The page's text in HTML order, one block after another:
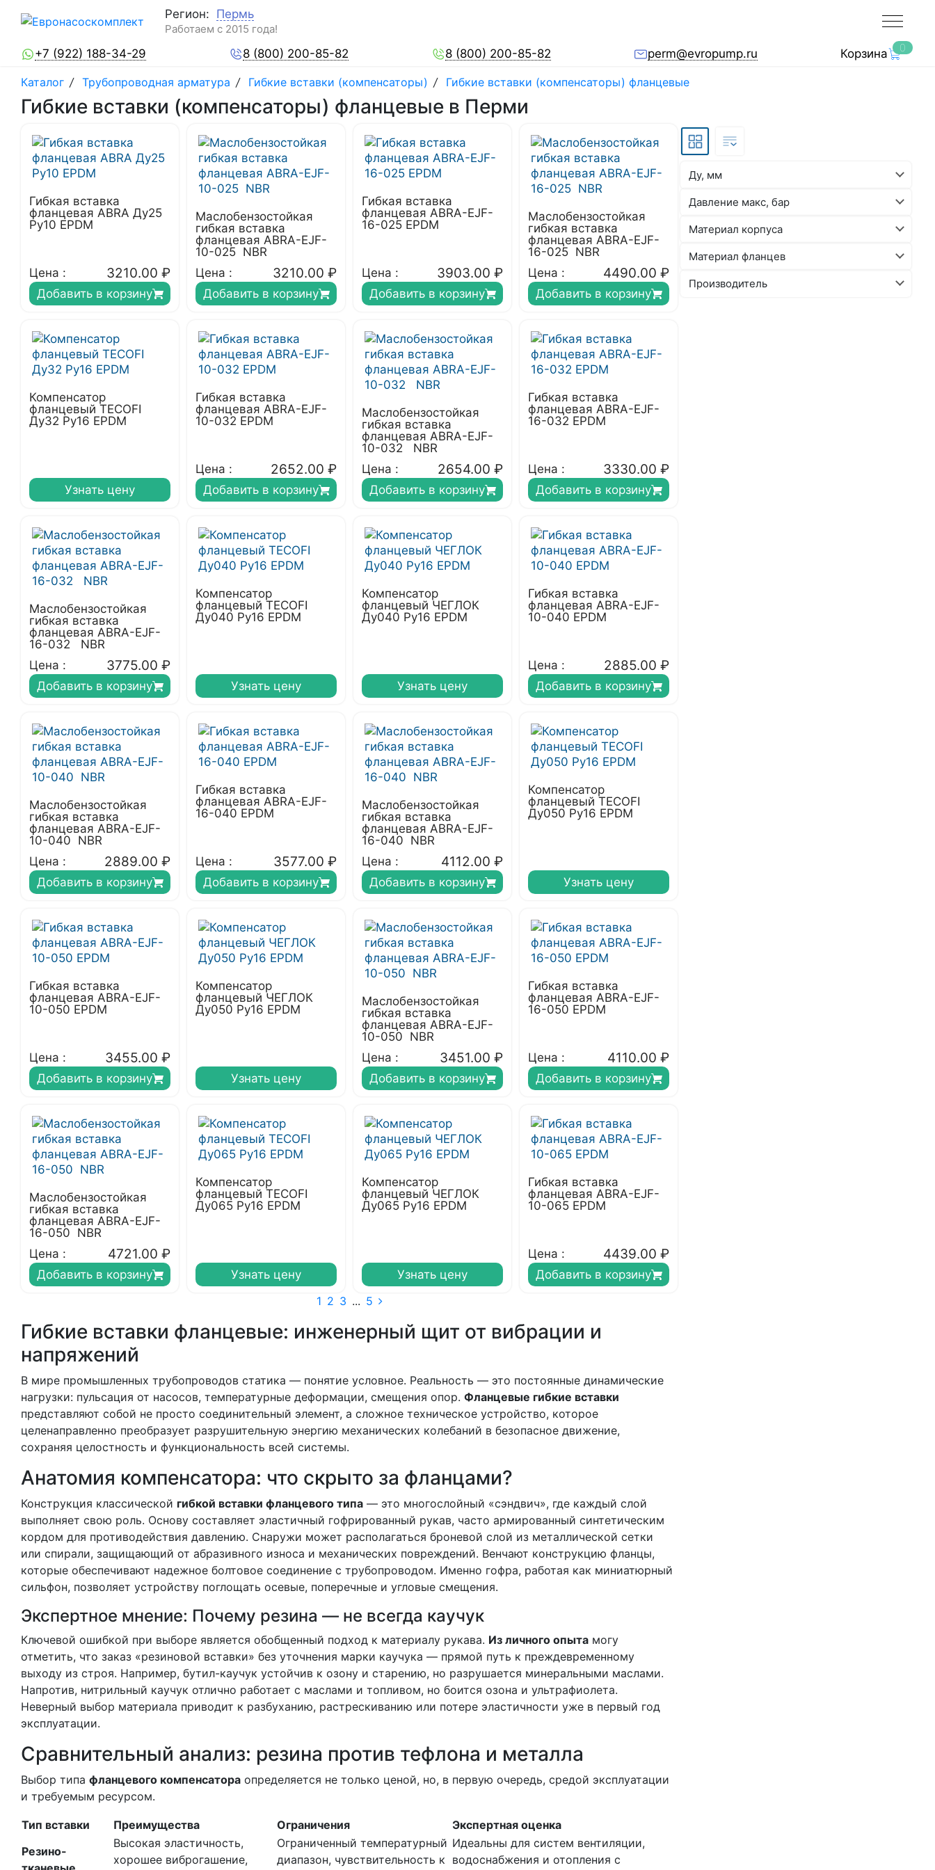
Регион: Пермь
Работаем с 2015 года!
+7 (922) 188-34-29 8 (800) 200-85-82 8 (800) 200-85-82 perm@evropump.ru Корзина 0
Каталог / Трубопроводная арматура / Гибкие вставки (компенсаторы) / Гибкие вставки (компенсаторы) фланцевые
Гибкие вставки (компенсаторы) фланцевые в Перми
Гибкая вставка
фланцевая ABRA Ду25
Ру10 EPDM
Цена : 3210.00 ₽
Добавить в корзину
Маслобензостойкая
гибкая вставка
фланцевая ABRA-EJF-
10-025 NBR
Цена :
3210.00 ₽
Добавить в корзину
Гибкая вставка
фланцевая ABRA-EJF-
16-025 EPDM
Цена : 3903.00 ₽
Добавить в корзину
Маслобензостойкая
гибкая вставка
фланцевая ABRA-EJF-
16-025 NBR
Цена :
4490.00 ₽
Добавить в корзину
Компенсатор
фланцевый TECOFI
Ду32 Ру16 EPDM
Узнать цену
Гибкая вставка
фланцевая ABRA-EJF-
10-032 EPDM
Цена : 2652.00 ₽
Добавить в корзину
Маслобензостойкая
гибкая вставка
фланцевая ABRA-EJF-
10-032 NBR
Цена :
2654.00 ₽
Добавить в корзину
Гибкая вставка
фланцевая ABRA-EJF-
16-032 EPDM
Цена : 3330.00 ₽
Добавить в корзину
Маслобензостойкая
гибкая вставка
фланцевая ABRA-EJF-
16-032 NBR
Цена :
3775.00 ₽
Добавить в корзину
Компенсатор
фланцевый TECOFI
Ду040 Ру16 EPDM
Узнать цену
Компенсатор
фланцевый ЧЕГЛОК
Ду040 Ру16 EPDM
Узнать цену
Гибкая вставка
фланцевая ABRA-EJF-
10-040 EPDM
Цена : 2885.00 ₽
Добавить в корзину
Маслобензостойкая
гибкая вставка
фланцевая ABRA-EJF-
10-040 NBR
Цена :
2889.00 ₽
Добавить в корзину
Гибкая вставка
фланцевая ABRA-EJF-
16-040 EPDM
Цена : 3577.00 ₽
Добавить в корзину
Маслобензостойкая
гибкая вставка
фланцевая ABRA-EJF-
16-040 NBR
Цена :
4112.00 ₽
Добавить в корзину
Компенсатор
фланцевый TECOFI
Ду050 Ру16 EPDM
Узнать цену
Гибкая вставка
фланцевая ABRA-EJF-
10-050 EPDM
Цена : 3455.00 ₽
Добавить в корзину
Компенсатор
фланцевый ЧЕГЛОК
Ду050 Ру16 EPDM
Узнать цену
Маслобензостойкая
гибкая вставка
фланцевая ABRA-EJF-
10-050 NBR
Цена :
3451.00 ₽
Добавить в корзину
Гибкая вставка
фланцевая ABRA-EJF-
16-050 EPDM
Цена : 4110.00 ₽
Добавить в корзину
Маслобензостойкая
гибкая вставка
фланцевая ABRA-EJF-
16-050 NBR
Цена :
4721.00 ₽
Добавить в корзину
Компенсатор
фланцевый TECOFI
Ду065 Ру16 EPDM
Узнать цену
Компенсатор
фланцевый ЧЕГЛОК
Ду065 Ру16 EPDM
Узнать цену
Гибкая вставка
фланцевая ABRA-EJF-
10-065 EPDM
Цена : 4439.00 ₽
Добавить в корзину
1 2 3 ... 5
Гибкие вставки фланцевые: инженерный щит от вибрации и
напряжений
В мире промышленных трубопроводов статика — понятие условное. Реальность — это постоянные динамические
нагрузки: пульсация от насосов, температурные деформации, смещения опор. Фланцевые гибкие вставки
представляют собой не просто соединительный элемент, а сложное техническое устройство, которое
целенаправленно преобразует разрушительную энергию механических колебаний в безопасное движение,
сохраняя целостность и функциональность всей системы.
Анатомия компенсатора: что скрыто за фланцами?
Конструкция классической гибкой вставки фланцевого типа — это многослойный «сэндвич», где каждый слой
выполняет свою роль. Основу составляет эластичный гофрированный рукав, часто армированный синтетическим
кордом для противодействия давлению. Снаружи может располагаться броневой слой из металлической сетки
или спирали, защищающий от абразивного износа и механических повреждений. Венчают конструкцию фланцы,
которые обеспечивают надежное болтовое соединение с трубопроводом. Именно гофра, работая как миниатюрный
сильфон, позволяет устройству поглощать осевые, поперечные и угловые смещения.
Экспертное мнение: Почему резина — не всегда каучук
Ключевой ошибкой при выборе является обобщенный подход к материалу рукава. Из личного опыта могу
отметить, что заказ «резиновой вставки» без уточнения марки каучука — прямой путь к преждевременному
выходу из строя. Например, бутил-каучук устойчив к озону и старению, но разрушается минеральными маслами.
Напротив, нитрильный каучук отлично работает с маслами и топливом, но боится озона и ультрафиолета.
Неверный выбор материала приводит к разбуханию, растрескиванию или потере эластичности уже в первый год
эксплуатации.
Сравнительный анализ: резина против тефлона и металла
Выбор типа фланцевого компенсатора определяется не только ценой, но, в первую очередь, средой эксплуатации
и требуемым ресурсом.
Тип вставки Преимущества Ограничения
Экспертная оценка
Резино-
Высокая эластичность,
хорошее виброгашение,
Ограниченный температурный
диапазон, чувствительность к
Идеальны для систем вентиляции,
водоснабжения и отопления с
Ду, мм
Давление макс, бар
Материал корпуса
Материал фланцев
Производитель